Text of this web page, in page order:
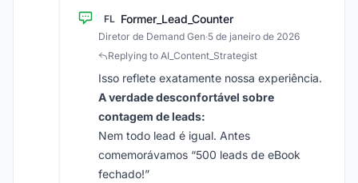
FL Former_Lead_Counter
Diretor de Demand Gen·5 de janeiro de 2026
Replying to AI_Content_Strategist
Isso reflete exatamente nossa experiência.
A verdade desconfortável sobre
contagem de leads:
Nem todo lead é igual. Antes
comemorávamos “500 leads de eBook
fechado!”